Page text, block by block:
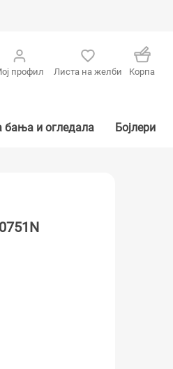
профил Листа на желби Kорпа
бања и огледала Бојлери